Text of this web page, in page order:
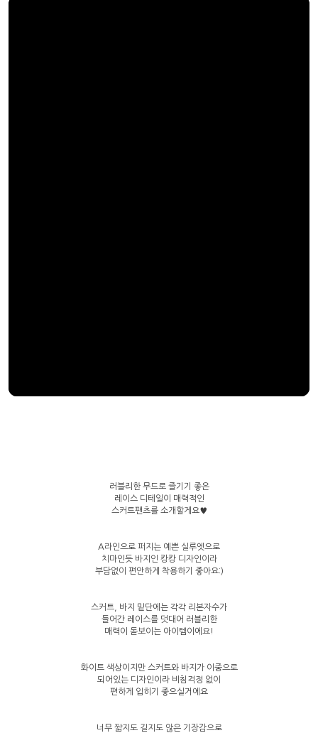
러블리한 무드로 즐기기 좋은
레이스 디테일이 매력적인
스커트팬츠를 소개할게요♥
A라인으로 퍼지는 예쁜 실루엣으로
치마인듯 바지인 캉캉 디자인이라
부담없이 편안하게 착용하기 좋아요:)
스커트, 바지 밑단에는 각각 리본자수가
들어간 레이스를 덧대어 러블리한
매력이 돋보이는 아이템이에요!
화이트 색상이지만 스커트와 바지가 이중으로
되어있는 디자인이라 비침걱정 없이
편하게 입히기 좋으실거에요
너무 짧지도 길지도 않은 기장감으로